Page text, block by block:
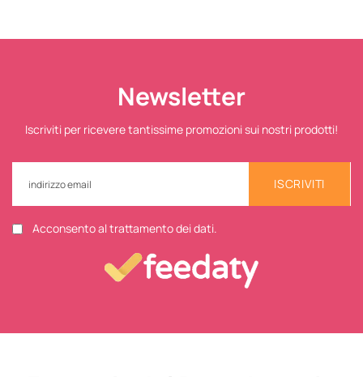
Newsletter
Iscriviti per ricevere tantissime promozioni sui nostri prodotti!
ISCRIVITI
Acconsento al trattamento dei dati.